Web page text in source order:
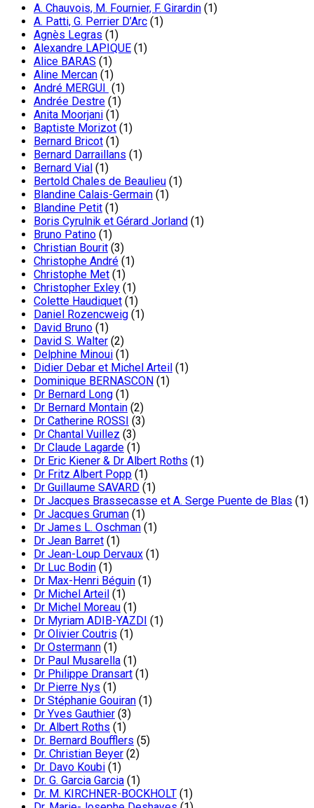
A. Chauvois, M. Fournier, F. Girardin (1)
A. Patti, G. Perrier D’Arc (1)
Agnès Legras (1)
Alexandre LAPIQUE (1)
Alice BARAS (1)
Aline Mercan (1)
André MERGUI (1)
Andrée Destre (1)
Anita Moorjani (1)
Baptiste Morizot (1)
Bernard Bricot (1)
Bernard Darraillans (1)
Bernard Vial (1)
Bertold Chales de Beaulieu (1)
Blandine Calais-Germain (1)
Blandine Petit (1)
Boris Cyrulnik et Gérard Jorland (1)
Bruno Patino (1)
Christian Bourit (3)
Christophe André (1)
Christophe Met (1)
Christopher Exley (1)
Colette Haudiquet (1)
Daniel Rozencweig (1)
David Bruno (1)
David S. Walter (2)
Delphine Minoui (1)
Didier Debar et Michel Arteil (1)
Dominique BERNASCON (1)
Dr Bernard Long (1)
Dr Bernard Montain (2)
Dr Catherine ROSSI (3)
Dr Chantal Vuillez (3)
Dr Claude Lagarde (1)
Dr Eric Kiener & Dr Albert Roths (1)
Dr Fritz Albert Popp (1)
Dr Guillaume SAVARD (1)
Dr Jacques Brassecasse et A. Serge Puente de Blas (1)
Dr Jacques Gruman (1)
Dr James L. Oschman (1)
Dr Jean Barret (1)
Dr Jean-Loup Dervaux (1)
Dr Luc Bodin (1)
Dr Max-Henri Béguin (1)
Dr Michel Arteil (1)
Dr Michel Moreau (1)
Dr Myriam ADIB-YAZDI (1)
Dr Olivier Coutris (1)
Dr Ostermann (1)
Dr Paul Musarella (1)
Dr Philippe Dransart (1)
Dr Pierre Nys (1)
Dr Stéphanie Gouiran (1)
Dr Yves Gauthier (3)
Dr. Albert Roths (1)
Dr. Bernard Boufflers (5)
Dr. Christian Beyer (2)
Dr. Davo Koubi (1)
Dr. G. Garcia Garcia (1)
Dr. M. KIRCHNER-BOCKHOLT (1)